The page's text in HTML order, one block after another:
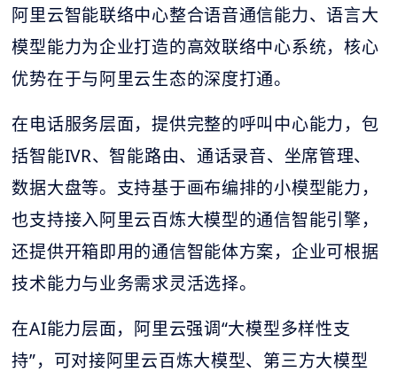
阿里云智能联络中心整合语音通信能力、语言大
模型能力为企业打造的高效联络中心系统，核心
优势在于与阿里云生态的深度打通。
在电话服务层面，提供完整的呼叫中心能力，包
括智能IVR、智能路由、通话录音、坐席管理、
数据大盘等。支持基于画布编排的小模型能力，
也支持接入阿里云百炼大模型的通信智能引擎，
还提供开箱即用的通信智能体方案，企业可根据
技术能力与业务需求灵活选择。
在AI能力层面，阿里云强调“大模型多样性支
持”，可对接阿里云百炼大模型、第三方大模型